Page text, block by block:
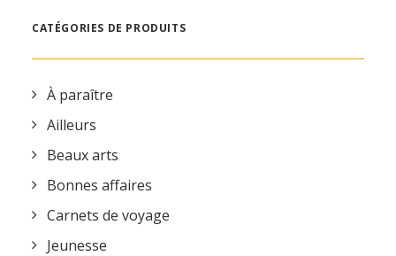
CATÉGORIES DE PRODUITS
À paraître
Ailleurs
Beaux arts
Bonnes affaires
Carnets de voyage
Jeunesse